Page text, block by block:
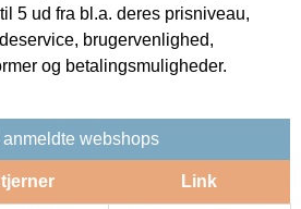
5 ud fra bl.a. deres prisniveau,
brugervenlighed,
og betalingsmuligheder.
anmeldte webshops
Link